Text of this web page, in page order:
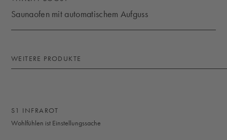
Saunaofen mit automatischem Aufguss
WEITERE PRODUKTE
S1 INFRAROT
Wohlfühlen ist Einstellungssache